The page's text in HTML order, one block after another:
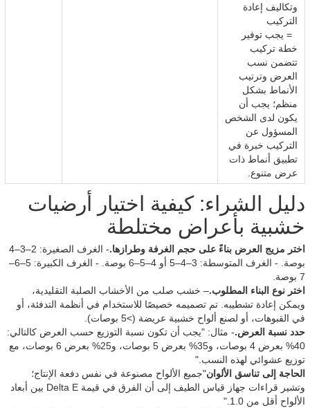
وتكاليف إعادة
التركيب
= يجب توفير
خطة تركيب
تتضمن نسب
العرض وترتيب
الأنماط بشكل
منظم؛ يجب أن
يكون لدى الشخص
المسؤول عن
التركيب خبرة في
تطبيق أنماط ذات
عرض متنوع.
دليل الشراء: كيفية اختيار أرضيات
خشبية بأعراض مختلطة
اختر مزيج العرض بناءً على حجم الغرفة وطرازها.
- الغرف الصغيرة: 2–3–4
بوصة. - الغرف المتوسطة: 3–4–5 أو 4–5–6 بوصة. - الغرف الكبيرة: 5–6–
7 بوصة.
اختر نوع البناء المطلوب.– خشب صلب من الأخشاب الصلبة التقليدية،
ويمكن إعادة تشطيبه. تم تصميمه خصيصًا للاستخدام في أنظمة التدفئة، أو
في القبوهات، أو لصنع ألواح خشبية عريضة (>5 بوصات).
حدد نسبة العرض.- مثال: "يجب أن تكون نسبة التوزيع حسب العرض كالتالي:
40% بعرض 4 بوصات، و35% بعرض 5 بوصات، و25% بعرض 6 بوصات، مع
توزيع عشوائي لهذه النسب."
الحاجة إلى تناسق الألوان"جميع الألواح مصنوعة في نفس دفعة الإنتاج؛
وتشير قراءات جهاز قياس الطيف إلى أن الفرق في قيمة Delta E بين أبعاد
الألواح أقل من 1.0."